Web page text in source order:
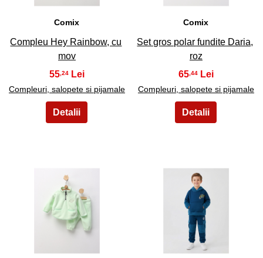
Comix
Compleu Hey Rainbow, cu
mov
55,24
Compleuri, salopete si pijamale
Comix
Set gros polar fundite Daria,
roz
65,44
Compleuri, salopete si pijamale
47 48